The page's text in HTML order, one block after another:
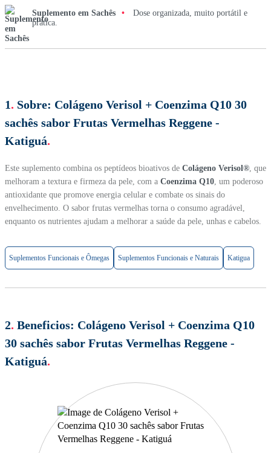
Suplemento em Sachês •
Dose organizada, muito portátil e
prática.
1. Sobre: Colágeno Verisol + Coenzima Q10 30
sachês sabor Frutas Vermelhas Reggene -
Katiguá.
Este suplemento combina os peptídeos bioativos de Colágeno Verisol® , que
melhoram a textura e firmeza da pele, com a Coenzima Q10 , um poderoso
antioxidante que promove energia celular e combate os sinais do
envelhecimento. O sabor frutas vermelhas torna o consumo agradável,
enquanto os nutrientes ajudam a melhorar a saúde da pele, unhas e cabelos.
Suplementos Funcionais e Ômegas Suplementos Funcionais e Naturais Katigua
2. Beneficios: Colágeno Verisol + Coenzima Q10
30 sachês sabor Frutas Vermelhas Reggene -
Katiguá.